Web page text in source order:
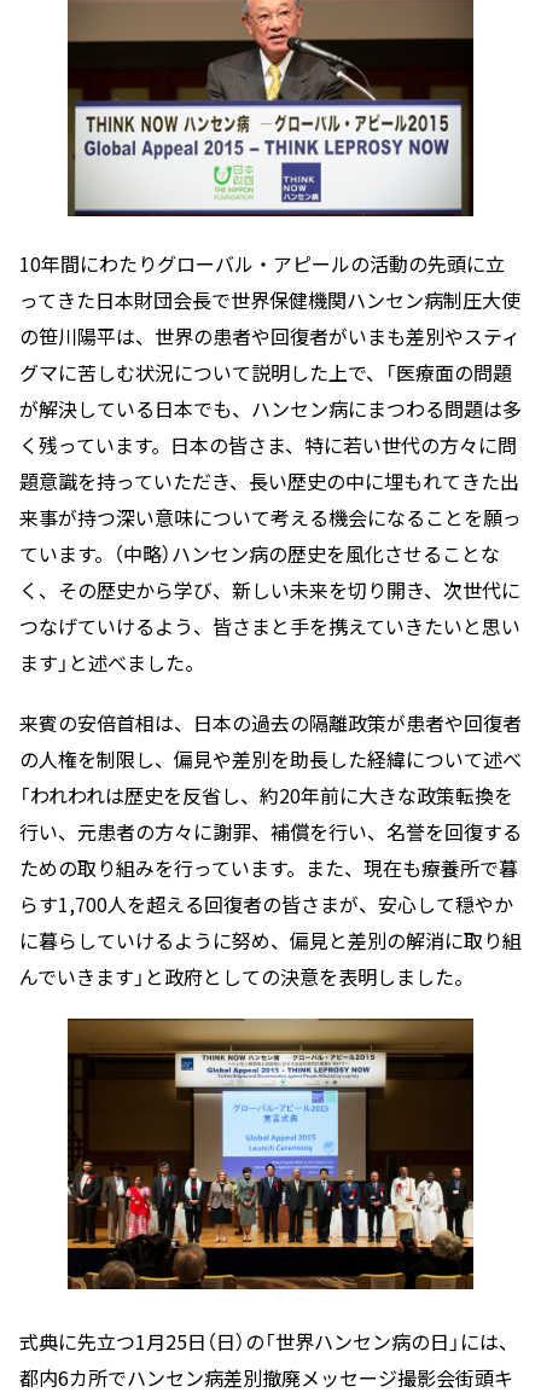
10年間にわたりグローバル・アピールの活動の先頭に立
ってきた日本財団会長で世界保健機関ハンセン病制圧大使
の笹川陽平は、世界の患者や回復者がいまも差別やスティ
グマに苦しむ状況について説明した上で、「医療面の問題
が解決している日本でも、ハンセン病にまつわる問題は多
く残っています。日本の皆さま、特に若い世代の方々に問
題意識を持っていただき、長い歴史の中に埋もれてきた出
来事が持つ深い意味について考える機会になることを願っ
ています。（中略）ハンセン病の歴史を風化させることな
く、その歴史から学び、新しい未来を切り開き、次世代に
つなげていけるよう、皆さまと手を携えていきたいと思い
ます」と述べました。
来賓の安倍首相は、日本の過去の隔離政策が患者や回復者
の人権を制限し、偏見や差別を助長した経緯について述べ
「われわれは歴史を反省し、約20年前に大きな政策転換を
行い、元患者の方々に謝罪、補償を行い、名誉を回復する
ための取り組みを行っています。また、現在も療養所で暮
らす1,700人を超える回復者の皆さまが、安心して穏やか
に暮らしていけるように努め、偏見と差別の解消に取り組
んでいきます」と政府としての決意を表明しました。
式典に先立つ1月25日（日）の「世界ハンセン病の日」には、
都内6カ所でハンセン病差別撤廃メッセージ撮影会街頭キ